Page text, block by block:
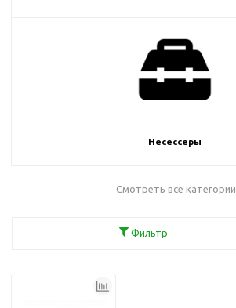
Несессеры
Смотреть все категории
Фильтр